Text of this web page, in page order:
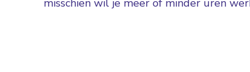
misschien wil je meer of minder uren